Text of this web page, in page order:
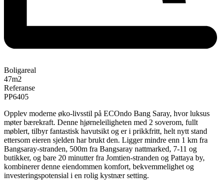
Boligareal
47m2
Referanse
PP6405
Opplev moderne øko-livsstil på ECOndo Bang Saray, hvor luksus
møter bærekraft. Denne hjørneleiligheten med 2 soverom, fullt
møblert, tilbyr fantastisk havutsikt og er i prikkfritt, helt nytt stand
ettersom eieren sjelden har brukt den. Ligger mindre enn 1 km fra
Bangsaray-stranden, 500m fra Bangsaray nattmarked, 7-11 og
butikker, og bare 20 minutter fra Jomtien-stranden og Pattaya by,
kombinerer denne eiendommen komfort, bekvemmelighet og
investeringspotensial i en rolig kystnær setting.